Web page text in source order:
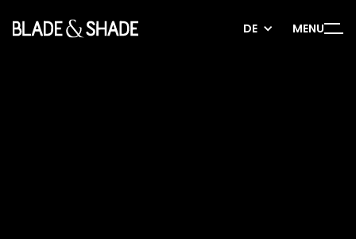
DE MENU